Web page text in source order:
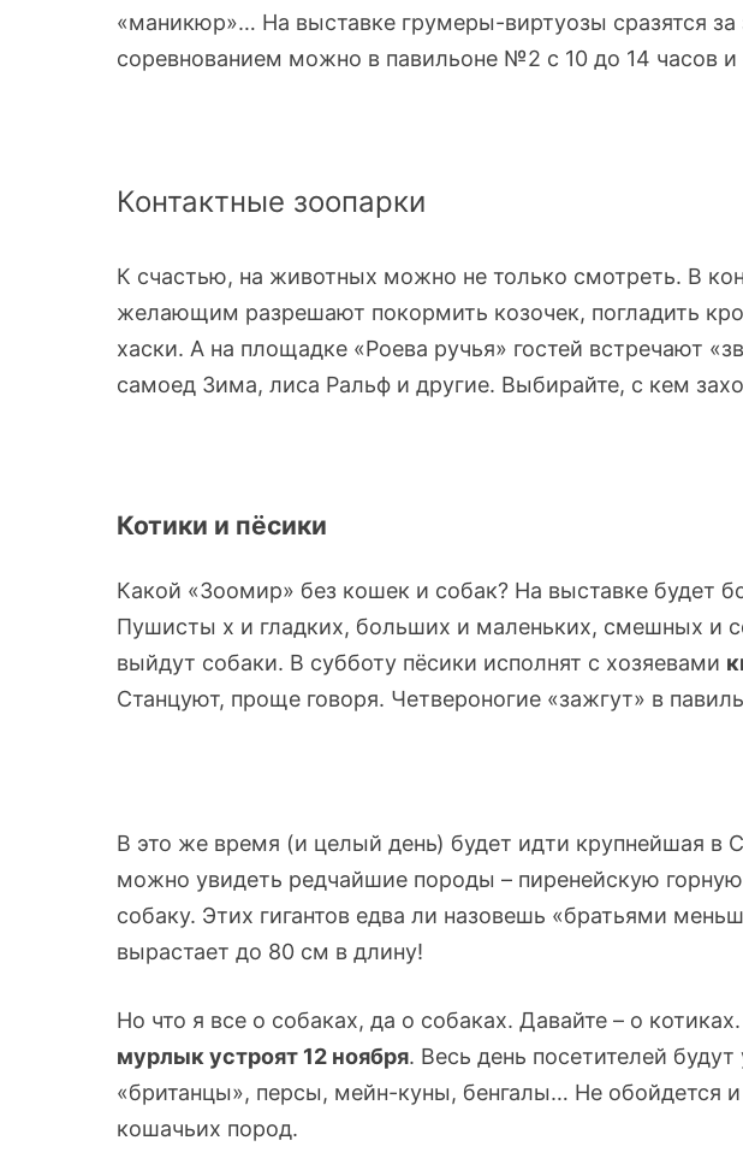
«маникюр»… На выставке грумеры-виртуозы сразятся
соревнованием можно в павильоне №2 с 10 до 14 часов и
Контактные зоопарки
К счастью, на животных можно не только смотреть. В
желающим разрешают покормить козочек, погладить
хаски. А на площадке «Роева ручья» гостей встречают
самоед Зима, лиса Ральф и другие. Выбирайте, с кем
Котики и пёсики
Какой «Зоомир» без кошек и собак? На выставке будет
Пушисты х и гладких, больших и маленьких, смешных и
выйдут собаки. В субботу пёсики исполнят с хозяевами
Станцуют, проще говоря. Четвероногие «зажгут» в
В это же время (и целый день) будет идти крупнейшая в
можно увидеть редчайшие породы – пиренейскую
собаку. Этих гигантов едва ли назовешь «братьями
вырастает до 80 см в длину!
Но что я все о собаках, да о собаках. Давайте – о
мурлык устроят 12 ноября. Весь день посетителей
«британцы», персы, мейн-куны, бенгалы… Не обойдется и
кошачьих пород.